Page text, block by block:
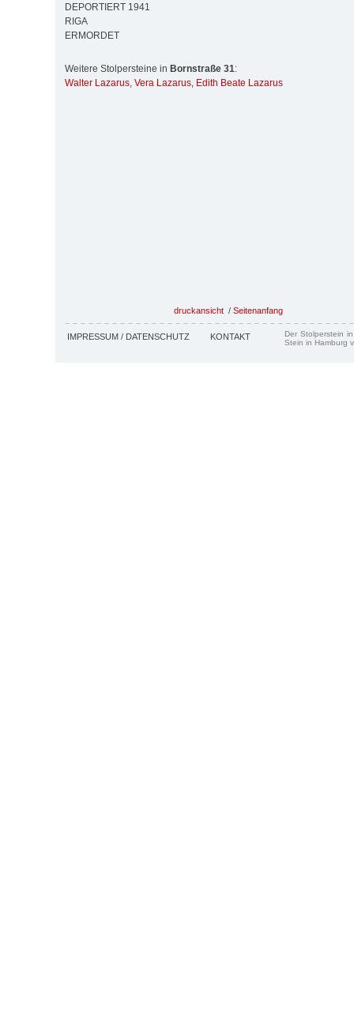
DEPORTIERT 1941
RIGA
ERMORDET
Weitere Stolpersteine in Bornstraße 31:
Walter Lazarus, Vera Lazarus, Edith Beate Lazarus
druckansicht / Seitenanfang
IMPRESSUM / DATENSCHUTZ KONTAKT
Der Stolperstein
Stein in Hamburg